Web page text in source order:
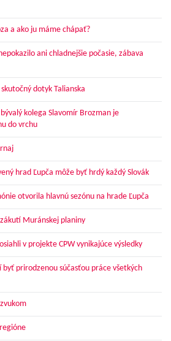
a ako ju máme chápať?
ani chladnejšie počasie, zábava
dotyk Talianska
kolega Slavomír Brozman je
do vrchu
hrad Ľupča môže byť hrdý každý Slovák
otvorila hlavnú sezónu na hrade Ľupča
Muránskej planiny
v projekte CPW vynikajúce výsledky
byť prirodzenou súčasťou práce všetkých